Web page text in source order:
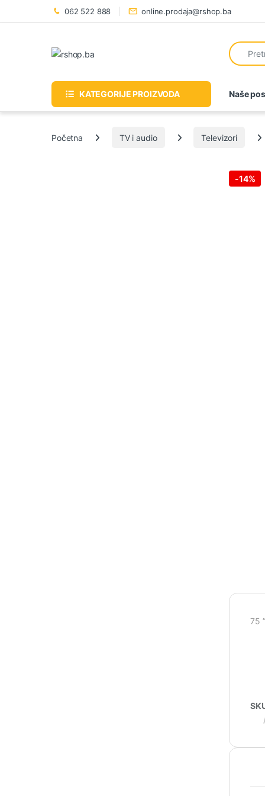
Preskoči na navigaciju
Preskoči na sadržaj062 522 888 online.prodaja@rshop.ba
Tražiti:
KATEGORIJE PROIZVODA Naše
Početna TV i audio Televizori
-14%
75